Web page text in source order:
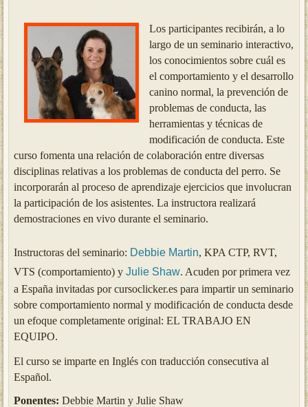
Los participantes recibirán, a lo
largo de un seminario interactivo,
los conocimientos sobre cuál es
el comportamiento y el desarrollo
canino normal, la prevención de
problemas de conducta, las
herramientas y técnicas de
modificación de conducta.Este
curso fomenta una relación de colaboración entre diversas
disciplinas relativas a los problemas de conducta del perro. Se
incorporarán al proceso de aprendizaje ejercicios que involucran
la participación de los asistentes.La instructora realizará
demostraciones en vivo durante el seminario.
Instructoras del seminario: Debbie Martin, KPA CTP, RVT,
VTS (comportamiento) yJulie Shaw. Acuden por primera vez
a España invitadas por cursoclicker.es para impartir un seminario
sobre comportamiento normal y modificación de conducta desde
un efoque completamente original: EL TRABAJO EN
EQUIPO.
El curso se imparte en Inglés con traducción consecutiva al
Español.
Ponentes:Debbie Martin y Julie Shaw